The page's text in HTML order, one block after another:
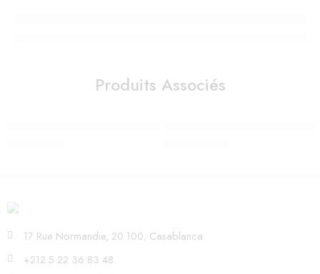
Produits Associés
17 Rue Normandie, 20 100, Casablanca
+212 5 22 36 83 48